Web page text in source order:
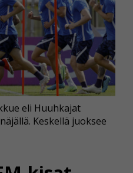
eli Huuhkajat
Keskellä juoksee